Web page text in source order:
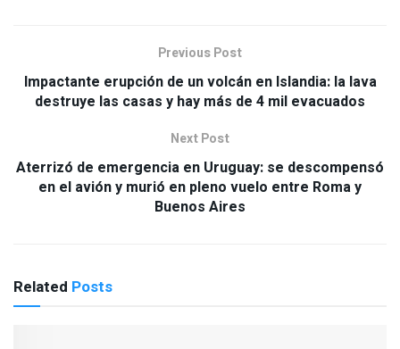
Previous Post
Impactante erupción de un volcán en Islandia: la lava
destruye las casas y hay más de 4 mil evacuados
Next Post
Aterrizó de emergencia en Uruguay: se descompensó
en el avión y murió en pleno vuelo entre Roma y
Buenos Aires
Related Posts